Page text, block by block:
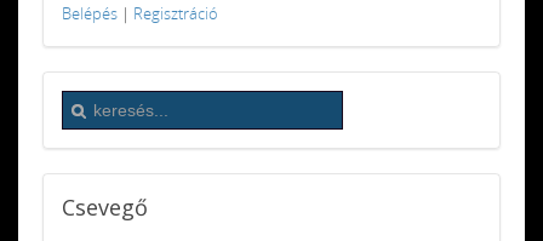
Belépés | Regisztráció
Csevegő